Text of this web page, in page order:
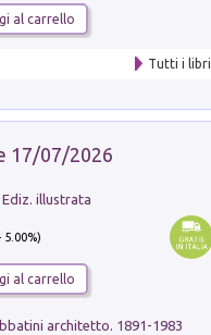
al carrello
Tutti i libri
17/07/2026
illustrata
5.00%)
al carrello
architetto. 1891-1983